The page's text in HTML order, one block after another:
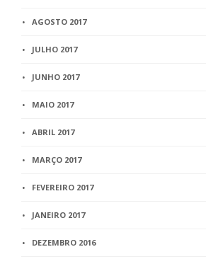
AGOSTO 2017
JULHO 2017
JUNHO 2017
MAIO 2017
ABRIL 2017
MARÇO 2017
FEVEREIRO 2017
JANEIRO 2017
DEZEMBRO 2016